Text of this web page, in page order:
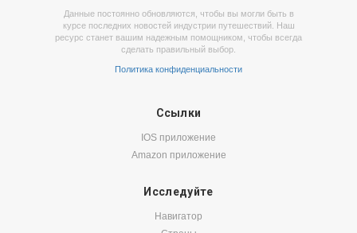
Данные постоянно обновляются, чтобы вы могли быть в
курсе последних новостей индустрии путешествий. Наш
ресурс станет вашим надежным помощником, чтобы всегда
сделать правильный выбор.
Политика конфиденциальности
Ссылки
IOS приложение
Amazon приложение
Исследуйте
Навигатор